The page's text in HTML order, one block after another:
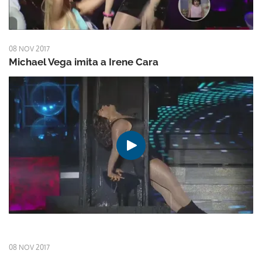
08 NOV 2017
Michael Vega imita a Irene Cara
08 NOV 2017